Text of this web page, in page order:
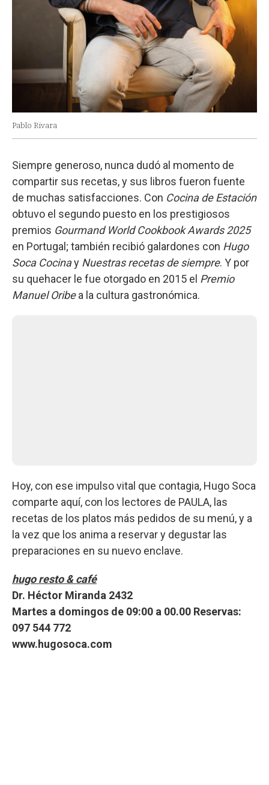
Pablo Rivara
Siempre generoso, nunca dudó al momento de
compartir sus recetas, y sus libros fueron fuente
de muchas satisfacciones. Con Cocina de Estación
obtuvo el segundo puesto en los prestigiosos
premios Gourmand World Cookbook Awards 2025
en Portugal; también recibió galardones con Hugo
Soca Cocinay Nuestras recetas de siempre. Y por
su quehacer le fue otorgado en 2015 el Premio
Manuel Oribea la cultura gastronómica.
Hoy, con ese impulso vital que contagia, Hugo Soca
comparte aquí, con los lectores de PAULA, las
recetas de los platos más pedidos de su menú, y a
la vez que los anima a reservar y degustar las
preparaciones en su nuevo enclave.
hugo resto & café
Dr. Héctor Miranda 2432
Martes a domingos de 09:00 a 00.00 Reservas:
097 544 772
www.hugosoca.com